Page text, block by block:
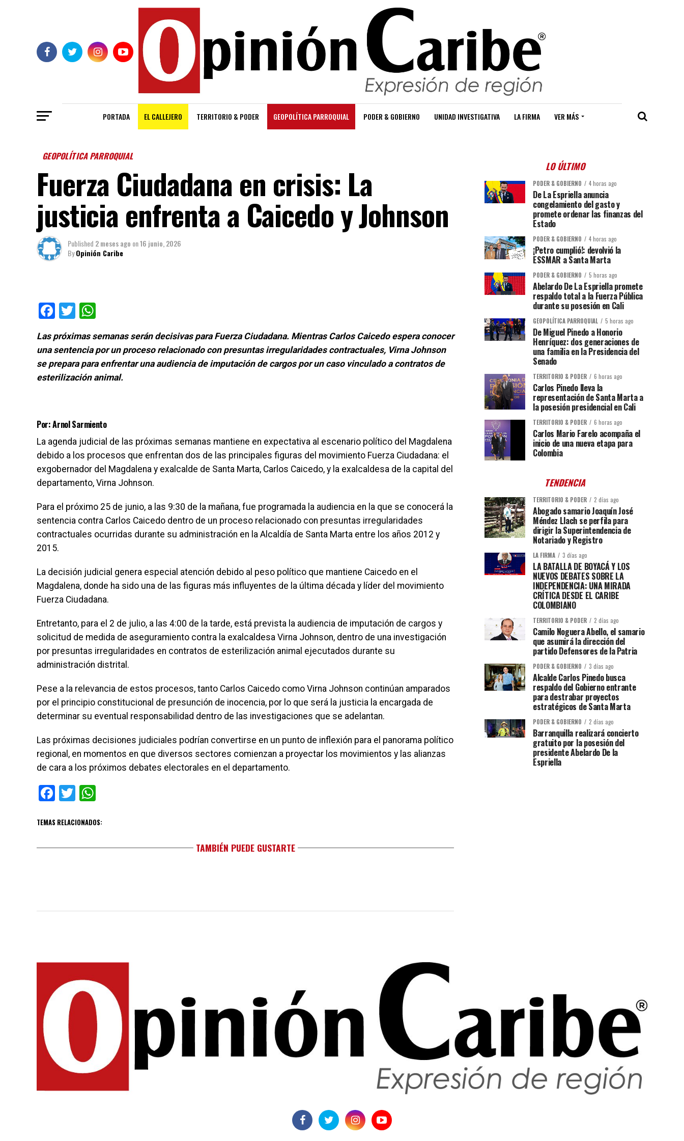
PORTADA EL CALLEJERO TERRITORIO & PODER GEOPOLÍTICA PARROQUIAL PODER & GOBIERNO UNIDAD INVESTIGATIVA LA FIRMA VER MÁS
GEOPOLÍTICA PARROQUIAL
Fuerza Ciudadana en crisis: La
justicia enfrenta a Caicedo y Johnson
Published 2 meses ago on16 junio, 2026
ByOpinión Caribe
Facebook
Twitter
Las próximas semanas serán decisivas para Fuerza Ciudadana. Mientras Carlos Caicedo espera conocer
una sentencia por un proceso relacionado con presuntas irregularidades contractuales, Virna Johnson
se prepara para enfrentar una audiencia de imputación de cargos por un caso vinculado a contratos de
esterilización animal.
Por: Arnol Sarmiento
La agenda judicial de las próximas semanas mantiene en expectativa al escenario político del Magdalena
debido a los procesos que enfrentan dos de las principales figuras del movimiento Fuerza Ciudadana: el
exgobernador del Magdalena y exalcalde de Santa Marta, Carlos Caicedo, y la exalcaldesa de la capital del
departamento, Virna Johnson.
Para el próximo 25 de junio, a las 9:30 de la mañana, fue programada la audiencia en la que se conocerá la
sentencia contra Carlos Caicedo dentro de un proceso relacionado con presuntas irregularidades
contractuales ocurridas durante su administración en la Alcaldía de Santa Marta entre los años 2012 y
2015.
La decisión judicial genera especial atención debido al peso político que mantiene Caicedo en el
Magdalena, donde ha sido una de las figuras más influyentes de la última década y líder del movimiento
Fuerza Ciudadana.
Entretanto, para el 2 de julio, a las 4:00 de la tarde, está prevista la audiencia de imputación de cargos y
solicitud de medida de aseguramiento contra la exalcaldesa Virna Johnson, dentro de una investigación
por presuntas irregularidades en contratos de esterilización animal ejecutados durante su
administración distrital.
Pese a la relevancia de estos procesos, tanto Carlos Caicedo como Virna Johnson continúan amparados
por el principio constitucional de presunción de inocencia, por lo que será la justicia la encargada de
determinar su eventual responsabilidad dentro de las investigaciones que se adelantan.
Las próximas decisiones judiciales podrían convertirse en un punto de inflexión para el panorama político
regional, en momentos en que diversos sectores comienzan a proyectar los movimientos y las alianzas
de cara a los próximos debates electorales en el departamento.
Facebook
Twitter
TEMAS RELACIONADOS:
TAMBIÉN PUEDE GUSTARTE
LO ÚLTIMO
PODER & GOBIERNO 4 horas ago
De La Espriella anuncia
congelamiento del gasto y
promete ordenar las finanzas del
Estado
PODER & GOBIERNO 4 horas ago
¡Petro cumplió!: devolvió la
ESSMAR a Santa Marta
PODER & GOBIERNO 5 horas ago
Abelardo De La Espriella promete
respaldo total a la Fuerza Pública
durante su posesión en Cali
GEOPOLÍTICA PARROQUIAL 5 horas ago
De Miguel Pinedo a Honorio
Henríquez: dos generaciones de
una familia en la Presidencia del
Senado
TERRITORIO & PODER 6 horas ago
Carlos Pinedo lleva la
representación de Santa Marta a
la posesión presidencial en Cali
TERRITORIO & PODER 6 horas ago
Carlos Mario Farelo acompaña el
inicio de una nueva etapa para
Colombia
TENDENCIA
TERRITORIO & PODER 2 días ago
Abogado samario Joaquín José
Méndez Llach se perfila para
dirigir la Superintendencia de
Notariado y Registro
LA FIRMA 3 días ago
LA BATALLA DE BOYACÁ Y LOS
NUEVOS DEBATES SOBRE LA
INDEPENDENCIA: UNA MIRADA
CRÍTICA DESDE EL CARIBE
COLOMBIANO
TERRITORIO & PODER 2 días ago
Camilo Noguera Abello, el samario
que asumirá la dirección del
partido Defensores de la Patria
PODER & GOBIERNO 3 días ago
Alcalde Carlos Pinedo busca
respaldo del Gobierno entrante
para destrabar proyectos
estratégicos de Santa Marta
PODER & GOBIERNO 2 días ago
Barranquilla realizará concierto
gratuito por la posesión del
presidente Abelardo De la
Espriella